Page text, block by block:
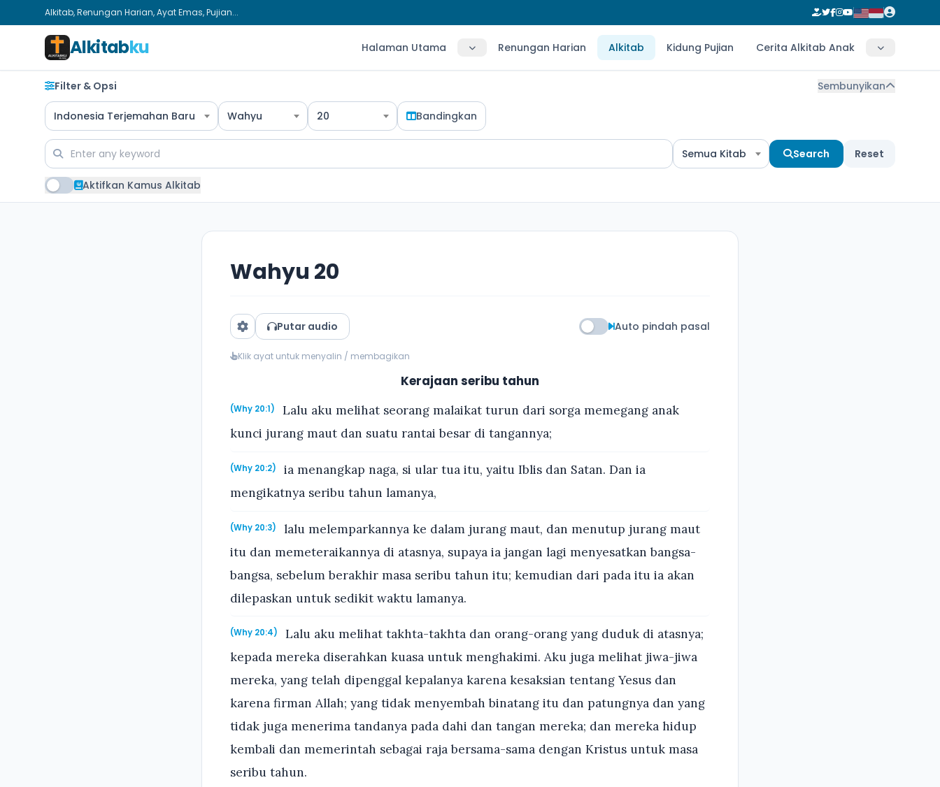
Alkitab, Renungan Harian, Ayat Emas, Pujian...
Alkitabku Halaman Utama Renungan Harian Alkitab Kidung Pujian Cerita Alkitab Anak
Filter & Opsi Sembunyikan
Indonesia Terjemahan Baru Wahyu 20 Bandingkan
Semua Kitab Search Reset
Aktifkan Kamus Alkitab
Wahyu 20
Putar audio Auto pindah pasal
Klik ayat untuk menyalin / membagikan
Kerajaan seribu tahun
(Why 20:1)
Lalu aku melihat seorang malaikat turun dari sorga memegang anak
kunci jurang maut dan suatu rantai besar di tangannya;
(Why 20:2)
ia menangkap naga, si ular tua itu, yaitu Iblis dan Satan. Dan ia
mengikatnya seribu tahun lamanya,
(Why 20:3)
lalu melemparkannya ke dalam jurang maut, dan menutup jurang maut
itu dan memeteraikannya di atasnya, supaya ia jangan lagi menyesatkan bangsa-
bangsa, sebelum berakhir masa seribu tahun itu; kemudian dari pada itu ia akan
dilepaskan untuk sedikit waktu lamanya.
(Why 20:4)
Lalu aku melihat takhta-takhta dan orang-orang yang duduk di atasnya;
kepada mereka diserahkan kuasa untuk menghakimi. Aku juga melihat jiwa-jiwa
mereka, yang telah dipenggal kepalanya karena kesaksian tentang Yesus dan
karena firman Allah; yang tidak menyembah binatang itu dan patungnya dan yang
tidak juga menerima tandanya pada dahi dan tangan mereka; dan mereka hidup
kembali dan memerintah sebagai raja bersama-sama dengan Kristus untuk masa
seribu tahun.